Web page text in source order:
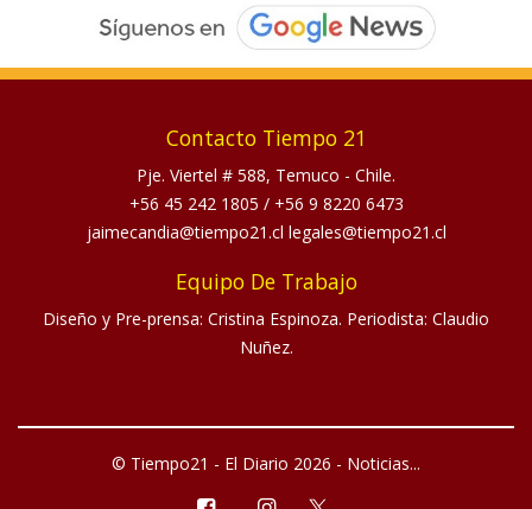
Contacto Tiempo 21
Pje. Viertel # 588, Temuco - Chile.
+56 45 242 1805 / +56 9 8220 6473
jaimecandia@tiempo21.cl legales@tiempo21.cl
Equipo De Trabajo
Diseño y Pre-prensa: Cristina Espinoza. Periodista: Claudio
Nuñez.
© Tiempo21 - El Diario 2026 - Noticias...